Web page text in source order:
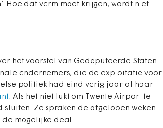
Hoe dat vorm moet krijgen, wordt niet
het voorstel van Gedeputeerde Staten
ondernemers, die de exploitatie voor
politiek had eind vorig jaar al haar
. Als het niet lukt om Twente Airport te
Ze spraken de afgelopen weken
de mogelijke deal.